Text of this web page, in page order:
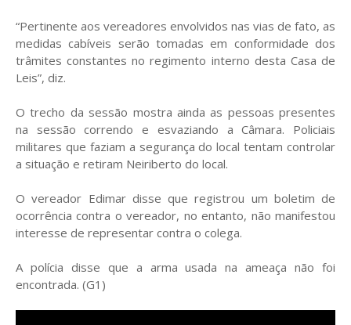
“Pertinente aos vereadores envolvidos nas vias de fato, as
medidas cabíveis serão tomadas em conformidade dos
trâmites constantes no regimento interno desta Casa de
Leis”, diz.
O trecho da sessão mostra ainda as pessoas presentes
na sessão correndo e esvaziando a Câmara. Policiais
militares que faziam a segurança do local tentam controlar
a situação e retiram Neiriberto do local.
O vereador Edimar disse que registrou um boletim de
ocorrência contra o vereador, no entanto, não manifestou
interesse de representar contra o colega.
A polícia disse que a arma usada na ameaça não foi
encontrada. (G1)